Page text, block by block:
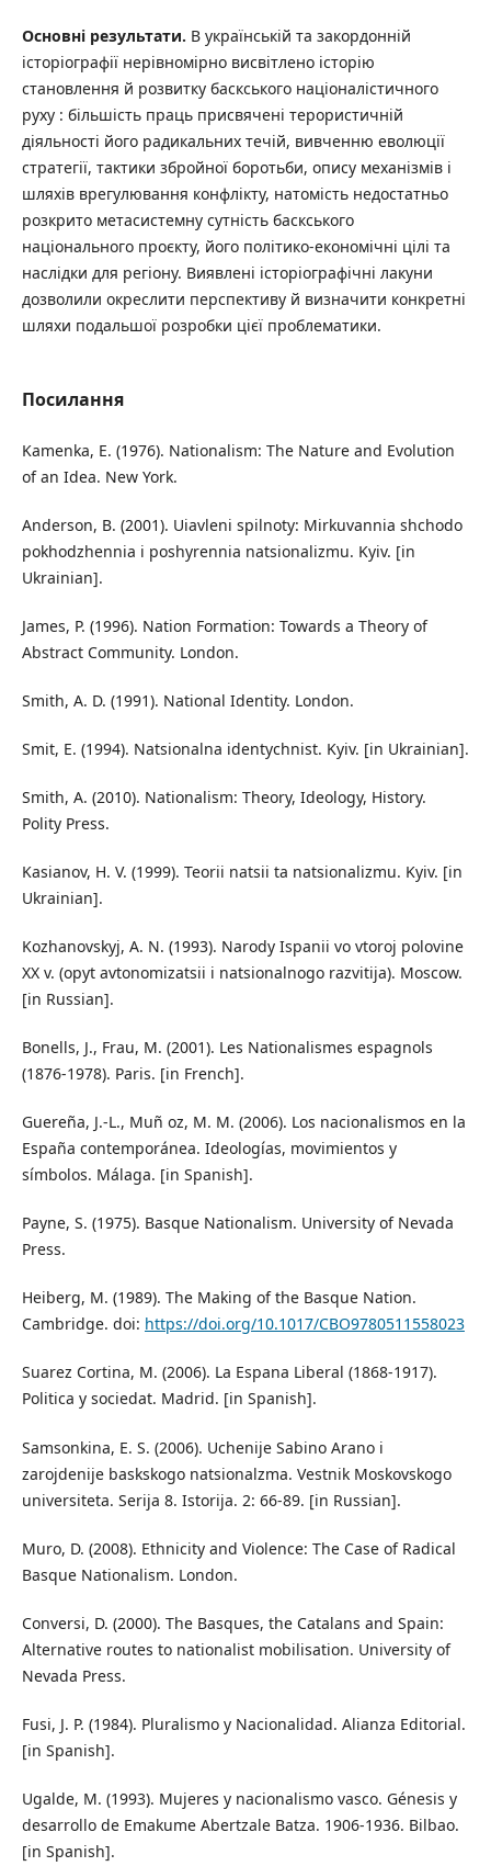
Основні результати. В українській та закордонній
історіографії нерівномірно висвітлено історію
становлення й розвитку баскського націоналістичного
руху : більшість праць присвячені терористичній
діяльності його радикальних течій, вивченню еволюції
стратегії, тактики збройної боротьби, опису механізмів і
шляхів врегулювання конфлікту, натомість недостатньо
розкрито метасистемну сутність баскського
національного проєкту, його політико-економічні цілі та
наслідки для регіону. Виявлені історіографічні лакуни
дозволили окреслити перспективу й визначити конкретні
шляхи подальшої розробки цієї проблематики.
Посилання
Kamenka, E. (1976). Nationalism: The Nature and Evolution
of an Idea. New York.
Anderson, B. (2001). Uiavleni spilnoty: Mirkuvannia shchodo
pokhodzhennia i poshyrennia natsionalizmu. Kyiv. [in
Ukrainian].
James, P. (1996). Nation Formation: Towards a Theory of
Abstract Community. London.
Smith, A. D. (1991). National Identity. London.
Smit, E. (1994). Natsionalna identychnist. Kyiv. [in Ukrainian].
Smith, A. (2010). Nationalism: Theory, Ideology, History.
Polity Press.
Kasianov, H. V. (1999). Teorii natsii ta natsionalizmu. Kyiv. [in
Ukrainian].
Kozhanovskyj, A. N. (1993). Narody Ispanii vo vtoroj polovine
XX v. (opyt avtonomizatsii i natsionalnogo razvitija). Moscow.
[in Russian].
Bonells, J., Frau, M. (2001). Les Nationalismes espagnols
(1876-1978). Paris. [in French].
Guereña, J.-L., Muñ oz, M. M. (2006). Los nacionalismos en la
España contemporánea. Ideologías, movimientos y
símbolos. Málaga. [in Spanish].
Payne, S. (1975). Basque Nationalism. University of Nevada
Press.
Heiberg, M. (1989). The Making of the Basque Nation.
Cambridge. doi: https://doi.org/10.1017/CBO9780511558023
Suarez Cortina, M. (2006). La Espana Liberal (1868-1917).
Politica y sociedat. Madrid. [in Spanish].
Samsonkina, E. S. (2006). Uchenije Sabino Arano i
zarojdenije baskskogo natsionalzma. Vestnik Moskovskogo
universiteta. Serija 8. Istorija. 2: 66-89. [in Russian].
Muro, D. (2008). Ethnicity and Violence: The Case of Radical
Basque Nationalism. London.
Conversi, D. (2000). The Basques, the Catalans and Spain:
Alternative routes to nationalist mobilisation. University of
Nevada Press.
Fusi, J. P. (1984). Pluralismo y Nacionalidad. Alianza Editorial.
[in Spanish].
Ugalde, M. (1993). Mujeres y nacionalismo vasco. Génesis y
desarrollo de Emakume Abertzale Batza. 1906-1936. Bilbao.
[in Spanish].